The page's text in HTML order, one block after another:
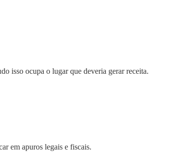
isso ocupa o lugar que deveria gerar receita.
em apuros legais e fiscais.